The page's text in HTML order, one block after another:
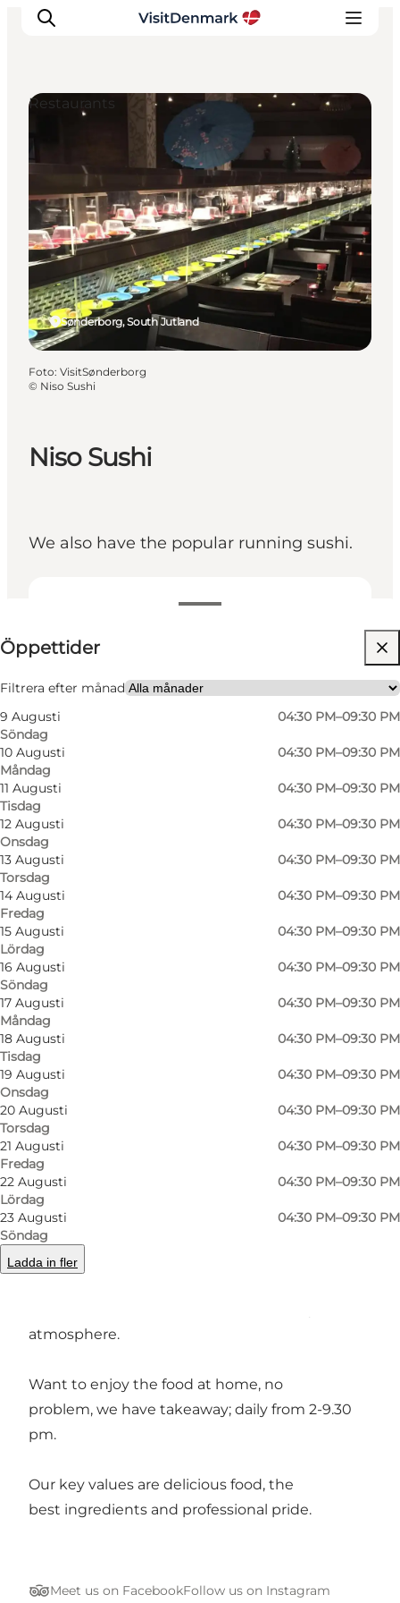
Resmål
Aktiviteter
Övernatta
Planera resan
Niso Sushi
We also have the popular running sushi.
Öppettider
Filtrera efter månad
9 Augusti
Söndag
04:30 PM–09:30 PM
10 Augusti
Måndag
04:30 PM–09:30 PM
11 Augusti
Tisdag
04:30 PM–09:30 PM
12 Augusti
Onsdag
04:30 PM–09:30 PM
13 Augusti
Torsdag
04:30 PM–09:30 PM
14 Augusti
Fredag
04:30 PM–09:30 PM
15 Augusti
Lördag
04:30 PM–09:30 PM
16 Augusti
Söndag
04:30 PM–09:30 PM
17 Augusti
Måndag
04:30 PM–09:30 PM
18 Augusti
Tisdag
04:30 PM–09:30 PM
19 Augusti
Onsdag
04:30 PM–09:30 PM
20 Augusti
Torsdag
04:30 PM–09:30 PM
21 Augusti
Fredag
04:30 PM–09:30 PM
22 Augusti
Lördag
04:30 PM–09:30 PM
23 Augusti
Söndag
04:30 PM–09:30 PM
Ladda in fler
Besök webbplats
Friends, My partner, Myself
Sønderborg, South Jutland
Restaurants
Foto: VisitSønderborg
© Niso Sushi
Foto: Niso Sushi Sønderborg Foto:
atmosphere.
Want to enjoy the food at home, no
problem, we have takeaway; daily from 2-9.30
pm.
Our key values are delicious food, the
best ingredients and professional pride.
Tripadvisor
Meet us on FacebookFollow us on Instagram